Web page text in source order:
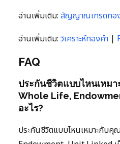
อ่านเพิ่มเติม: สัญญาณเทรดทอ
อ่านเพิ่มเติม: วิเคราะห์ทองคำ |
FAQ
ประกันชีวิตแบบไหนเหม
Whole Life,
อะไร?
ประกันชีวิตแบบไหนเหมาะกับ